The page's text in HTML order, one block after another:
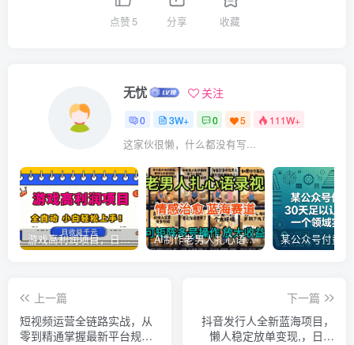
点赞 5 分享 收藏
无忧 关注
0 3W+ 0 5 111W+
这家伙很懒，什么都没有写...
游戏高利润项目，日收益1k+，全自动，无需值守，解放双手，小白轻松上手【揭秘】 AI制作老男人扎心语录，5分钟一条，操作简单，流量非常大，保姆级教程
上一篇
短视频运营全链路实战，从
零到精通掌握最新平台规则
下一篇
抖音发行人全新蓝海项目，
懒人稳定放单变现,，日入